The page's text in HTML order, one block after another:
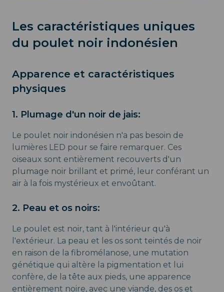
Les caractéristiques uniques
du poulet noir indonésien
Apparence et caractéristiques
physiques
1. Plumage d'un noir de jais:
Le poulet noir indonésien n'a pas besoin de
lumières LED pour se faire remarquer. Ces
oiseaux sont entièrement recouverts d'un
plumage noir brillant et primé, leur conférant un
air à la fois mystérieux et envoûtant.
2. Peau et os noirs:
Le poulet est noir, tant à l'intérieur qu'à
l'extérieur. La peau et les os sont teintés de noir
en raison de la fibromélanose, une mutation
génétique qui altère la pigmentation et lui
confère, de la tête aux pieds, une apparence
entièrement noire, avec une viande, des os et